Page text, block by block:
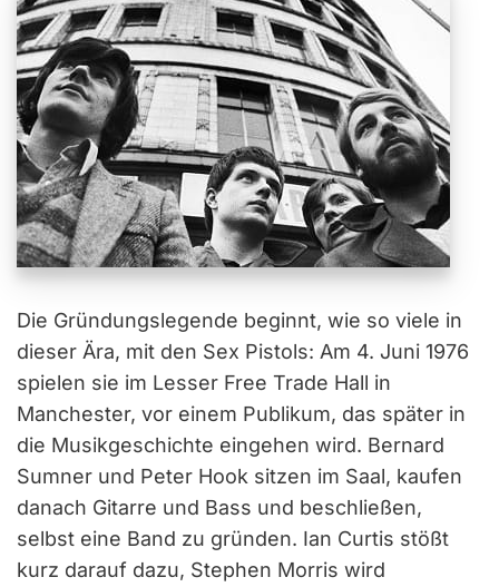
Die Gründungslegende beginnt, wie so viele in
dieser Ära, mit den Sex Pistols: Am 4. Juni 1976
spielen sie im Lesser Free Trade Hall in
Manchester, vor einem Publikum, das später in
die Musikgeschichte eingehen wird. Bernard
Sumner und Peter Hook sitzen im Saal, kaufen
danach Gitarre und Bass und beschließen,
selbst eine Band zu gründen. Ian Curtis stößt
kurz darauf dazu, Stephen Morris wird